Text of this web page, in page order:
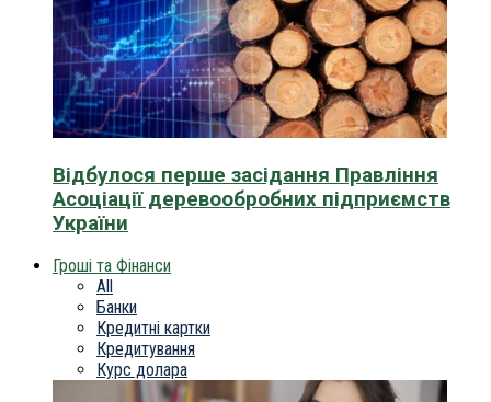
Відбулося перше засідання Правління
Асоціації деревообробних підприємств
України
Гроші та Фінанси
All
Банки
Кредитні картки
Кредитування
Курс долара